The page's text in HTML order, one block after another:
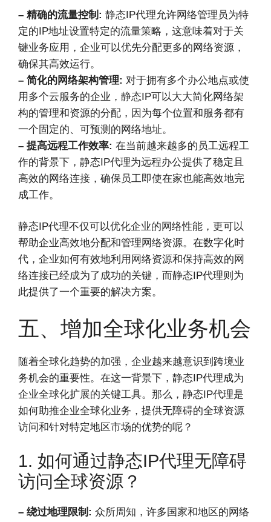
– 精确的流量控制: 静态IP代理允许网络管理员为特
定的IP地址设置特定的流量策略，这意味着对于关
键业务应用，企业可以优先分配更多的网络资源，
确保其高效运行。
– 简化的网络架构管理: 对于拥有多个办公地点或使
用多个云服务的企业，静态IP可以大大简化网络架
构的管理和资源的分配，因为每个位置和服务都有
一个固定的、可预测的网络地址。
– 提高远程工作效率: 在当前越来越多的员工远程工
作的背景下，静态IP代理为远程办公提供了稳定且
高效的网络连接，确保员工即使在家也能高效地完
成工作。
静态IP代理不仅可以优化企业的网络性能，更可以
帮助企业高效地分配和管理网络资源。在数字化时
代，企业如何有效地利用网络资源和保持高效的网
络连接已经成为了成功的关键，而静态IP代理则为
此提供了一个重要的解决方案。
五、增加全球化业务机会
随着全球化趋势的加强，企业越来越意识到跨境业
务机会的重要性。在这一背景下，静态IP代理成为
企业全球化扩展的关键工具。那么，静态IP代理是
如何助推企业全球化业务，提供无障碍的全球资源
访问和针对特定地区市场的优势的呢？
1. 如何通过静态IP代理无障碍
访问全球资源？
– 绕过地理限制: 众所周知，许多国家和地区的网络